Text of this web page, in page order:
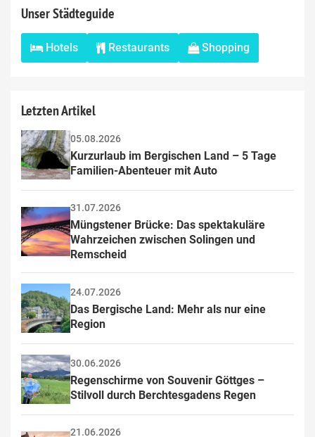
Unser Städteguide
Hotels Restaurants Shopping
Letzten Artikel
05.08.2026
Kurzurlaub im Bergischen Land – 5 Tage
Familien-Abenteuer mit Auto
31.07.2026
Müngstener Brücke: Das spektakuläre
Wahrzeichen zwischen Solingen und
Remscheid
24.07.2026
Das Bergische Land: Mehr als nur eine
Region
30.06.2026
Regenschirme von Souvenir Göttges –
Stilvoll durch Berchtesgadens Regen
21.06.2026